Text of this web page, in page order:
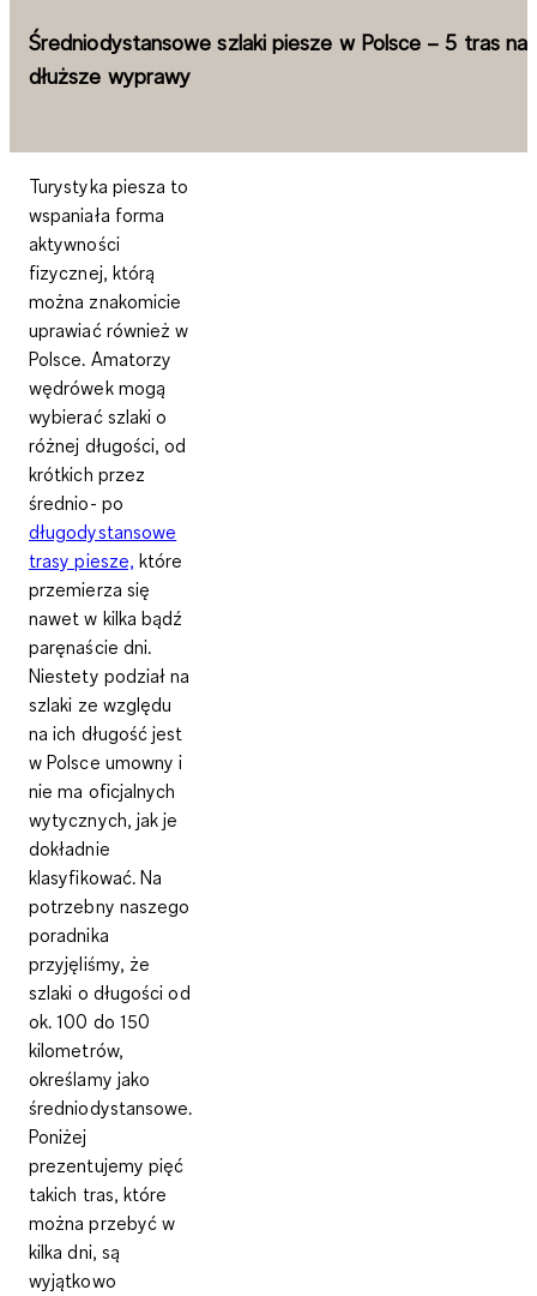
Średniodystansowe szlaki piesze w Polsce – 5 tras na
dłuższe wyprawy
Turystyka piesza to
wspaniała forma
aktywności
fizycznej, którą
można znakomicie
uprawiać również w
Polsce. Amatorzy
wędrówek mogą
wybierać szlaki o
różnej długości, od
krótkich przez
średnio- po
długodystansowe
trasy piesze, które
przemierza się
nawet w kilka bądź
paręnaście dni.
Niestety podział na
szlaki ze względu
na ich długość jest
w Polsce umowny i
nie ma oficjalnych
wytycznych, jak je
dokładnie
klasyfikować. Na
potrzebny naszego
poradnika
przyjęliśmy, że
szlaki o długości od
ok. 100 do 150
kilometrów,
określamy jako
średniodystansowe.
Poniżej
prezentujemy pięć
takich tras, które
można przebyć w
kilka dni, są
wyjątkowo